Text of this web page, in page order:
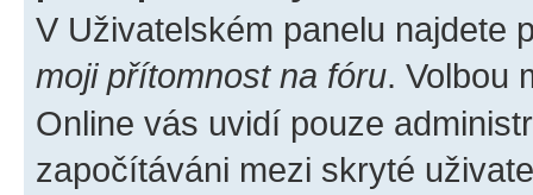
V Uživatelském panelu najdete
moji přítomnost na fóru. Volbou
Online vás uvidí pouze
započítáváni mezi skryté